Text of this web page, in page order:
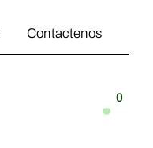
Contactenos
0